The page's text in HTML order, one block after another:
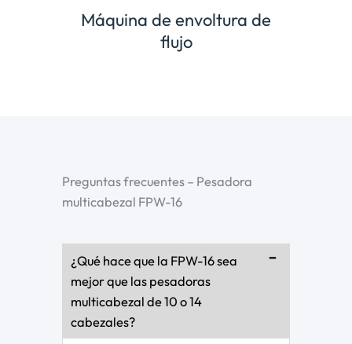
Máquina de envoltura de
flujo
Preguntas frecuentes – Pesadora
multicabezal FPW-16
¿Qué hace que la FPW-16 sea
mejor que las pesadoras
multicabezal de 10 o 14
cabezales?